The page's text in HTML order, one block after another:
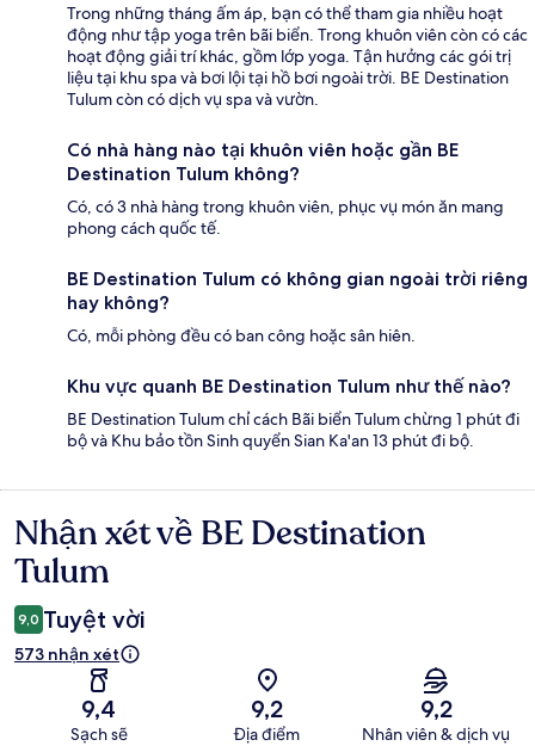
Trong những tháng ấm áp, bạn có thể tham gia nhiều hoạt
động như tập yoga trên bãi biển. Trong khuôn viên còn có các
hoạt động giải trí khác, gồm lớp yoga. Tận hưởng các gói trị
liệu tại khu spa và bơi lội tại hồ bơi ngoài trời. BE Destination
Tulum còn có dịch vụ spa và vườn.
Có nhà hàng nào tại khuôn viên hoặc gần BE
Destination Tulum không?
Có, có 3 nhà hàng trong khuôn viên, phục vụ món ăn mang
phong cách quốc tế.
BE Destination Tulum có không gian ngoài trời riêng
hay không?
Có, mỗi phòng đều có ban công hoặc sân hiên.
Khu vực quanh BE Destination Tulum như thế nào?
BE Destination Tulum chỉ cách Bãi biển Tulum chừng 1 phút đi
bộ và Khu bảo tồn Sinh quyển Sian Ka'an 13 phút đi bộ.
Nhận
xét
Nhận xét về BE Destination
Tulum
9,0 Tuyệt vời
573 nhận xét
9,4
Sạch sẽ
9,2
Địa điểm
9,2
Nhân viên & dịch vụ